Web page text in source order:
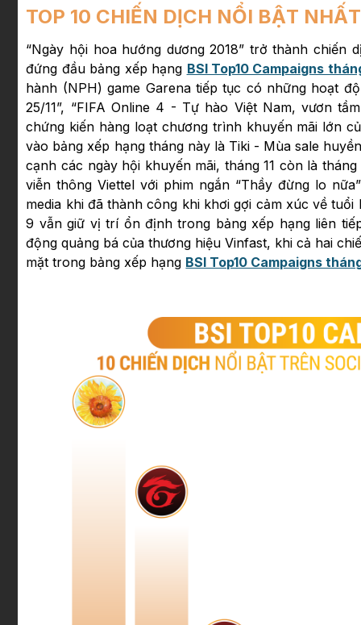
TOP 10 CHIẾN DỊCH NỔI BẬT
“Ngày hội hoa hướng dương 2018” trở thành
đứng đầu bảng xếp hạng BSI Top10 Campaigns
hành (NPH) game Garena tiếp tục có những hoạt
25/11”, “FIFA Online 4 - Tự hào Việt Nam, vươn
chứng kiến hàng loạt chương trình khuyến mãi lớn
vào bảng xếp hạng tháng này là Tiki - Mùa sale
cạnh các ngày hội khuyến mãi, tháng 11 còn là
viễn thông Viettel với phim ngắn “Thầy đừng lo
media khi đã thành công khi khơi gợi cảm xúc về
9 vẫn giữ vị trí ổn định trong bảng xếp hạng liên
động quảng bá của thương hiệu Vinfast, khi cả hai
mặt trong bảng xếp hạng BSI Top10 Campaigns